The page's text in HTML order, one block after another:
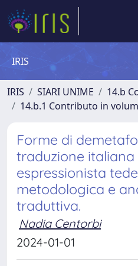
IRIS
IRIS SIARI UNIME
14.b
14.b.1 Contributo in
Forme di
traduzione italiana
espressionista
metodologica e
traduttiva.
Nadia Centorbi
2024-01-01